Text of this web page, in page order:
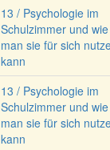
13 / Psychologie im
Schulzimmer und wie
man sie für sich
kann
13 / Psychologie im
Schulzimmer und wie
man sie für sich
kann